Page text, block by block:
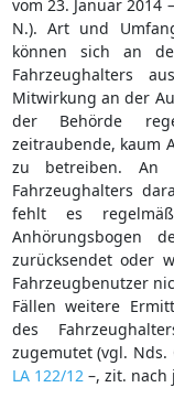
vom 23. Januar 2014 –
N.). Art und
können sich an
Fahrzeughalters
Mitwirkung an der
der Behörde
zeitraubende, kaum
zu betreiben. An
Fahrzeughalters
fehlt es
Anhörungsbogen
zurücksendet oder
Fahrzeugbenutzer
Fällen weitere
des
zugemutet (vgl. Nds.
LA 122/12 –, zit. nach